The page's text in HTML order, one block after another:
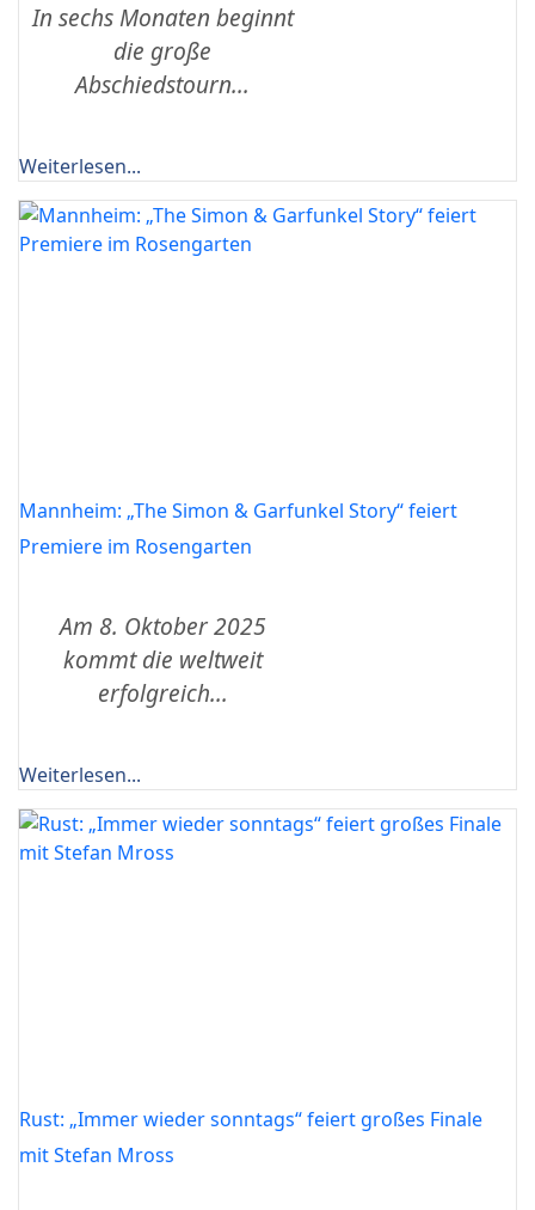
In sechs Monaten beginnt
die große
Abschiedstourn...
Weiterlesen...
Mannheim: „The Simon & Garfunkel Story“ feiert
Premiere im Rosengarten
Am 8. Oktober 2025
kommt die weltweit
erfolgreich...
Weiterlesen...
Rust: „Immer wieder sonntags“ feiert großes Finale
mit Stefan Mross